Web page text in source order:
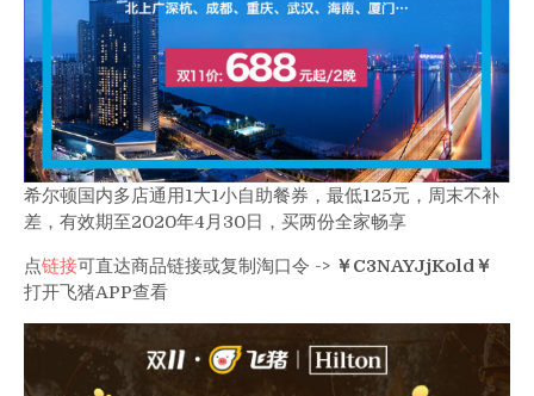
希尔顿国内多店通用1大1小自助餐券，最低125元，周末不补
差，有效期至2020年4月30日，买两份全家畅享
点链接可直达商品链接或复制淘口令 -> ￥C3NAYJjKold￥
打开飞猪APP查看